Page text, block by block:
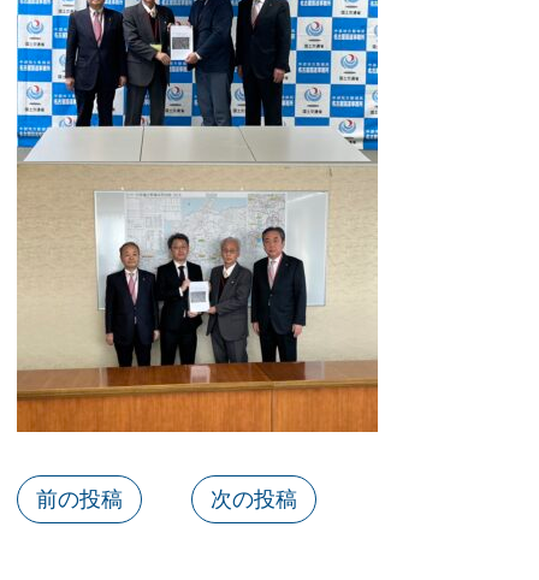
前の投稿 次の投稿